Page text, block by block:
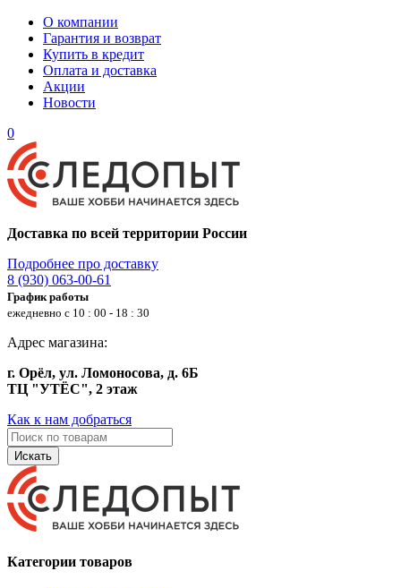
О компании
Гарантия и возврат
Купить в кредит
Оплата и доставка
Акции
Новости
0
Доставка по всей территории России
Подробнее про доставку
8 (930) 063-00-61
График работы
ежедневно с 10 : 00 - 18 : 30
Адрес магазина:
г. Орёл, ул. Ломоносова, д. 6Б
ТЦ "УТЁС", 2 этаж
Как к нам добраться
Искать
Категории товаров